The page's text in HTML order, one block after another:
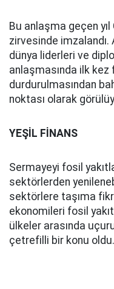
Bu anlaşma geçen
zirvesinde
dünya liderleri ve
anlaşmasında ilk kez
durdurulmasından
noktası olarak
YEŞİL FİNANS
Sermayeyi fosil
sektörlerden
sektörlere taşıma
ekonomileri fosil
ülkeler arasında
çetrefilli bir konu oldu.